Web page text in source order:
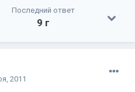
Последний ответ
9 г
2011